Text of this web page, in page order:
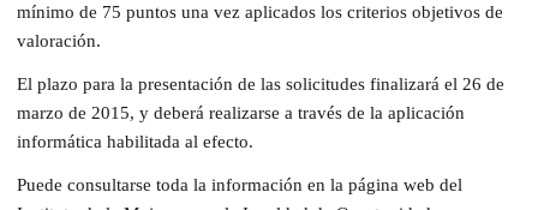
mínimo de 75 puntos una vez aplicados los criterios objetivos de
valoración.
El plazo para la presentación de las solicitudes finalizará el 26 de
marzo de 2015, y deberá realizarse a través de la aplicación
informática habilitada al efecto.
Puede consultarse toda la información en la página web del